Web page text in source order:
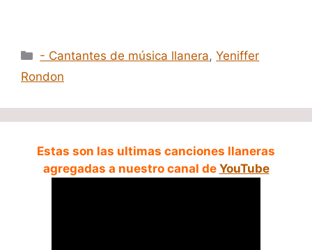
Categorías
- Cantantes de música llanera,Yeniffer
Rondon
Estas son las ultimas canciones llaneras
agregadas a nuestro canal de YouTube